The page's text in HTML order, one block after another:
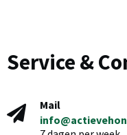
Service &
Mail